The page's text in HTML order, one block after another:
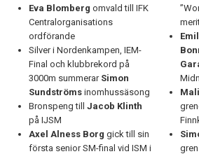
Eva Blomberg omvald till IFK
Centralorganisations
ordförande
Silver i Nordenkampen, IEM-
Final och klubbrekord på
3000m summerar Simon
Sundströms inomhussäsong
Bronspeng till Jacob Klinth
på IJSM
Axel Alness Borg gick till sin
första senior SM-final vid ISM i